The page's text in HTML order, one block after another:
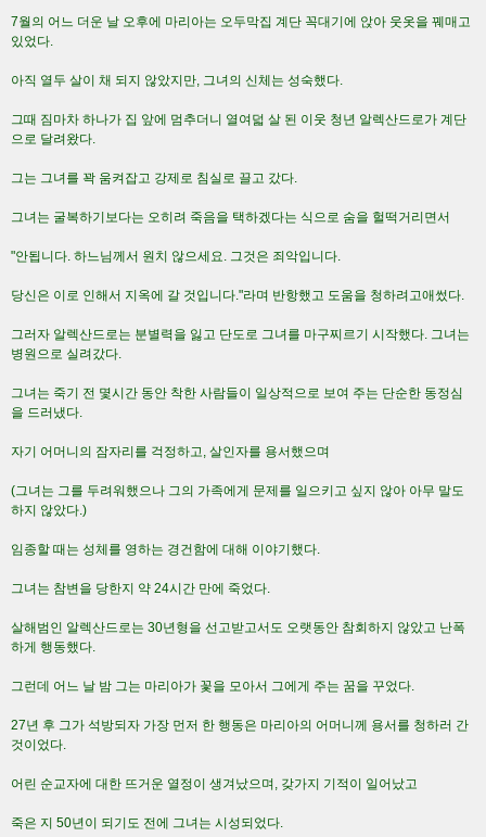
7월의 어느 더운 날 오후에 마리아는 오두막집 계단 꼭대기에 앉아 웃옷을 꿰매고
있었다.
아직 열두 살이 채 되지 않았지만, 그녀의 신체는 성숙했다.
그때 짐마차 하나가 집 앞에 멈추더니 열여덟 살 된 이웃 청년 알렉산드로가 계단
으로 달려왔다.
그는 그녀를 꽉 움켜잡고 강제로 침실로 끌고 갔다.
그녀는 굴복하기보다는 오히려 죽음을 택하겠다는 식으로 숨을 헐떡거리면서
"안됩니다. 하느님께서 원치 않으세요. 그것은 죄악입니다.
당신은 이로 인해서 지옥에 갈 것입니다."라며 반항했고 도움을 청하려고애썼다.
그러자 알렉산드로는 분별력을 잃고 단도로 그녀를 마구찌르기 시작했다. 그녀는
병원으로 실려갔다.
그녀는 죽기 전 몇시간 동안 착한 사람들이 일상적으로 보여 주는 단순한 동정심
을 드러냈다.
자기 어머니의 잠자리를 걱정하고, 살인자를 용서했으며
(그녀는 그를 두려워했으나 그의 가족에게 문제를 일으키고 싶지 않아 아무 말도
하지 않았다.)
임종할 때는 성체를 영하는 경건함에 대해 이야기했다.
그녀는 참변을 당한지 약 24시간 만에 죽었다.
살해범인 알렉산드로는 30년형을 선고받고서도 오랫동안 참회하지 않았고 난폭
하게 행동했다.
그런데 어느 날 밤 그는 마리아가 꽃을 모아서 그에게 주는 꿈을 꾸었다.
27년 후 그가 석방되자 가장 먼저 한 행동은 마리아의 어머니께 용서를 청하러 간
것이었다.
어린 순교자에 대한 뜨거운 열정이 생겨났으며, 갖가지 기적이 일어났고
죽은 지 50년이 되기도 전에 그녀는 시성되었다.